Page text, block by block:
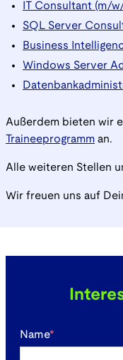
IT Consultant (m/
SQL Server
Business
Windows Server
Außerdem bieten wir
Traineeprogramm an.
Alle weiteren Stellen
Wir freuen uns auf
Name*